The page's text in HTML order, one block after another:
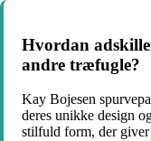
Hvordan
andre træfugle?
Kay Bojesen
deres unikke design
stilfuld form, der giver